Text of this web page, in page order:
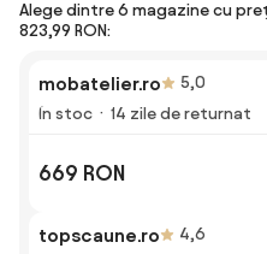
Alege dintre 6 magazine cu
823,99 RON:
mobatelier.ro
5,0
În stoc
14 zile de returnat
669 RON
topscaune.ro
4,6